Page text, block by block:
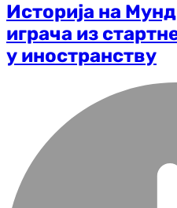
Историја на
играча из
у иностранству